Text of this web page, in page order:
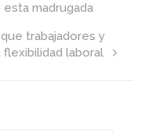
madrugada
trabajadores y
laboral